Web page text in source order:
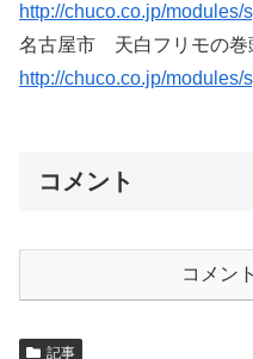
http://chuco.co.jp/
名古屋市 天白フリモの巻
http://chuco.co.jp/
コメント
コメン
記事